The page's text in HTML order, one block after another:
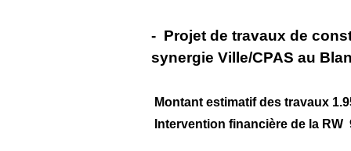
- Projet de travaux de
synergie Ville/CPAS au
Montant estimatif des travaux
Intervention financière de la RW